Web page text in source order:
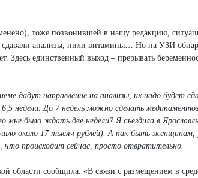
тоже позвонившей в нашу редакцию,
анализы, пили витамины… Но на УЗИ
Здесь единственный выход – прерывать
дадут направление на анализы, их надо будет
недели. До 7 недель можно сделать
было ждать две недели? Я съездила в
около 17 тысяч рублей). А как быть женщинам,
что происходит сейчас, просто отвратительно.
области сообщила: «В связи с размещением в